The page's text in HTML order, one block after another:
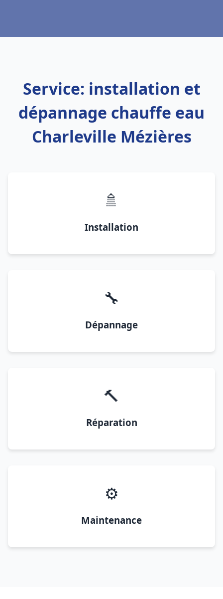
Service: installation et
dépannage chauffe eau
Charleville Mézières
🚿
Installation
🔧
Dépannage
🔨
Réparation
⚙️
Maintenance